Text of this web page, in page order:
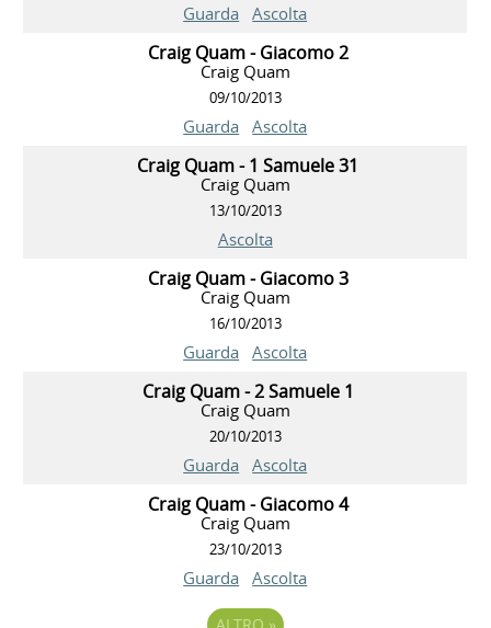
Guarda Ascolta
Craig Quam - Giacomo 2
Craig Quam
09/10/2013
Guarda Ascolta
Craig Quam - 1 Samuele 31
Craig Quam
13/10/2013
Ascolta
Craig Quam - Giacomo 3
Craig Quam
16/10/2013
Guarda Ascolta
Craig Quam - 2 Samuele 1
Craig Quam
20/10/2013
Guarda Ascolta
Craig Quam - Giacomo 4
Craig Quam
23/10/2013
Guarda Ascolta
ALTRO »